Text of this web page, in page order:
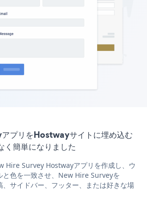
プリをHostwayサイトに埋め込む
く簡単になりました
Hire Survey Hostwayアプリを作成し、ウ
と色を一致させ、New Hire Surveyを
サイドバー、フッター、または好きな場